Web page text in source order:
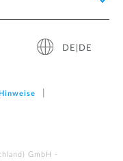
DE|DE
GmbH -